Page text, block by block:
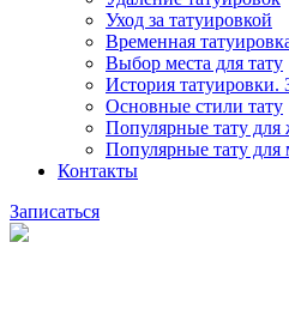
Уход за татуировкой
Временная
Выбор места для тату
История татуировки.
Основные стили тату
Популярные тату
Популярные тату
Контакты
Записаться